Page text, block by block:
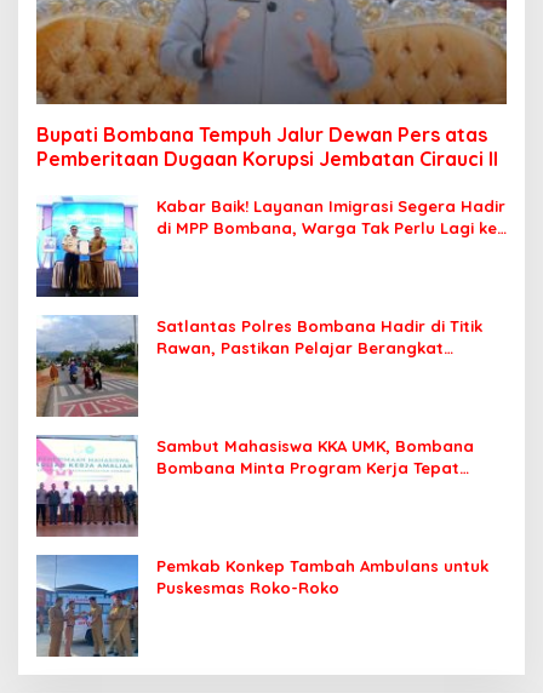
Bupati Bombana Tempuh Jalur Dewan Pers atas
Pemberitaan Dugaan Korupsi Jembatan Cirauci II
Kabar Baik! Layanan Imigrasi Segera Hadir
di MPP Bombana, Warga Tak Perlu Lagi ke
Satlantas Polres Bombana Hadir di Titik
Rawan, Pastikan Pelajar Berangkat
Sambut Mahasiswa KKA UMK, Bombana
Bombana Minta Program Kerja Tepat
Pemkab Konkep Tambah Ambulans untuk
Puskesmas Roko-Roko